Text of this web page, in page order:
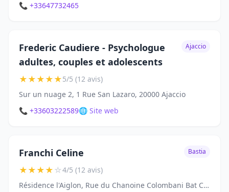
📞 +33647732465
Frederic Caudiere - Psychologue
adultes, couples et adolescents
Ajaccio
★★★★★5/5 (12 avis)
Sur un nuage 2, 1 Rue San Lazaro, 20000 Ajaccio
📞 +33603222589🌐 Site web
Franchi Celine Bastia
★★★★☆4/5 (12 avis)
Résidence l'Aiglon, Rue du Chanoine Colombani Bat C, 20200 Bastia